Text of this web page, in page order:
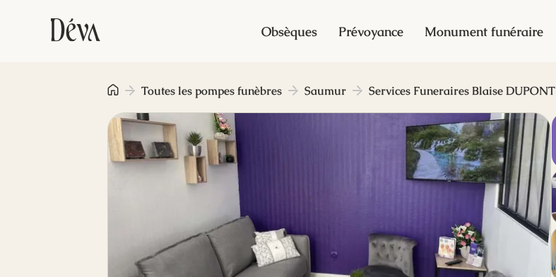
Obsèques Prévoyance Monument funéraire
Toutes les pompes funèbres Saumur Services Funeraires Blaise DUPONT